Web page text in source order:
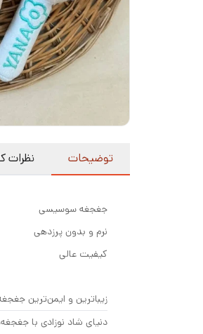
توضیحات نظرات
جغجغه سوسیسی
نرم و بدون پرزدهی
کیفیت عالی
زیباترین و ایمن‌ترین
دنیای شاد نوزادی با